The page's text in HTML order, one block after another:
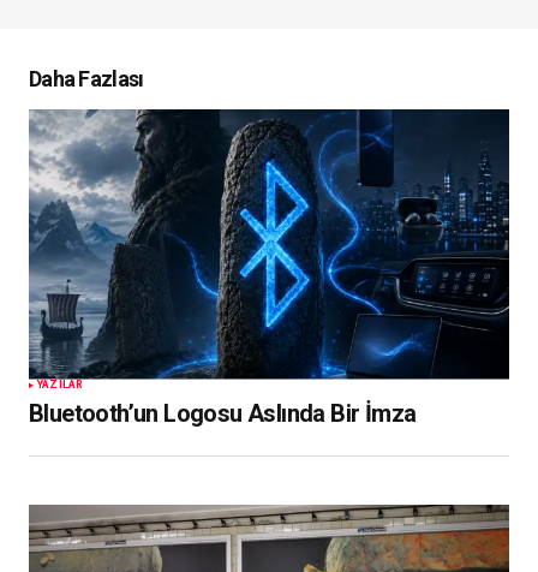
Daha Fazlası
YAZILAR
Bluetooth’un Logosu Aslında Bir İmza